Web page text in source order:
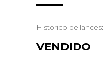
Histórico de lances:
VENDIDO